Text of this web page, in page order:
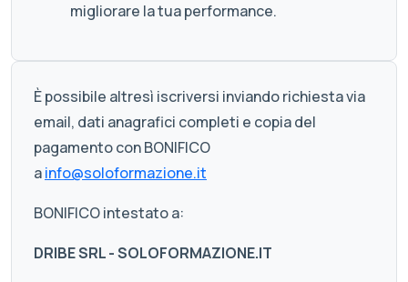
migliorare la tua performance.
È possibile altresì iscriversi inviando richiesta via
email, dati anagrafici completi e copia del
pagamento con BONIFICO
ainfo@soloformazione.it
BONIFICO intestato a:
DRIBE SRL - SOLOFORMAZIONE.IT